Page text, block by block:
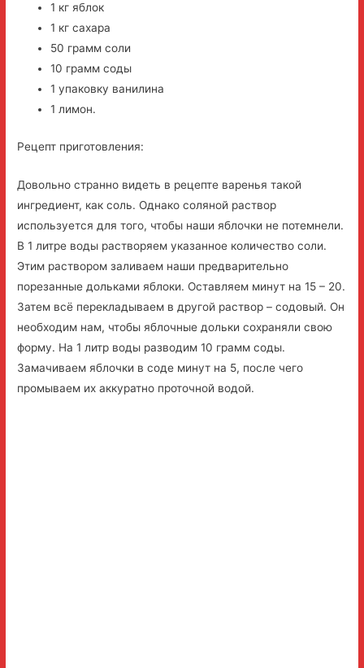
1 кг яблок
1 кг сахара
50 грамм соли
10 грамм соды
1 упаковку ванилина
1 лимон.
Рецепт приготовления:
Довольно странно видеть в рецепте варенья такой
ингредиент, как соль. Однако соляной раствор
используется для того, чтобы наши яблочки не потемнели.
В 1 литре воды растворяем указанное количество соли.
Этим раствором заливаем наши предварительно
порезанные дольками яблоки. Оставляем минут на 15 – 20.
Затем всё перекладываем в другой раствор – содовый. Он
необходим нам, чтобы яблочные дольки сохраняли свою
форму. На 1 литр воды разводим 10 грамм соды.
Замачиваем яблочки в соде минут на 5, после чего
промываем их аккуратно проточной водой.